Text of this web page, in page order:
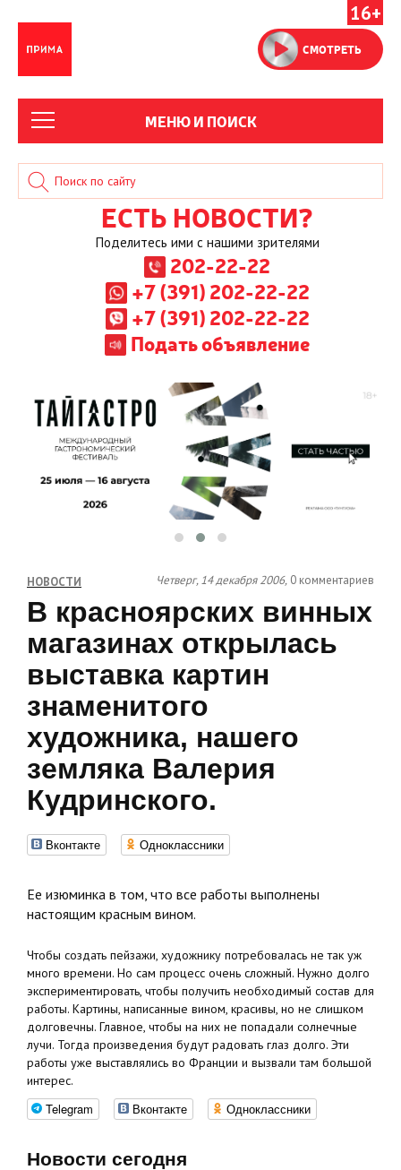
16+
СМОТРЕТЬ
МЕНЮ И ПОИСК
ЕСТЬ НОВОСТИ?
Поделитесь ими с нашими зрителями
202-22-22
+7 (391) 202-22-22
+7 (391) 202-22-22
Подать объявление
НОВОСТИ Четверг, 14 декабря 2006, 0 комментариев
В красноярских винных
магазинах открылась
выставка картин
знаменитого
художника, нашего
земляка Валерия
Кудринского.
Вконтакте Одноклассники
Ее изюминка в том, что все работы выполнены
настоящим красным вином.
Чтобы создать пейзажи, художнику потребовалась не так уж
много времени. Но сам процесс очень сложный. Нужно долго
экспериментировать, чтобы получить необходимый состав для
работы. Картины, написанные вином, красивы, но не слишком
долговечны. Главное, чтобы на них не попадали солнечные
лучи. Тогда произведения будут радовать глаз долго. Эти
работы уже выставлялись во Франции и вызвали там большой
интерес.
Telegram Вконтакте Одноклассники
Новости сегодня